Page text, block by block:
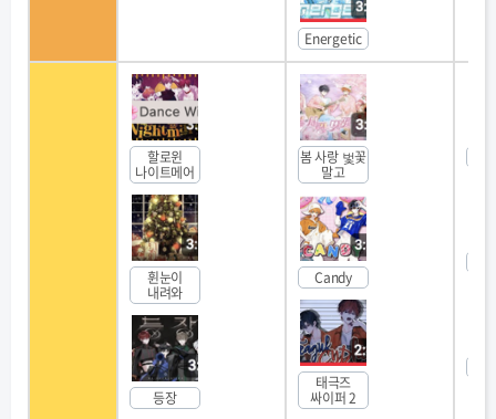
할로윈
나이트메어
휜눈이
내려와
등장
Energetic
봄 사랑 벛꽃
말고
Candy
태극즈
싸이퍼 2